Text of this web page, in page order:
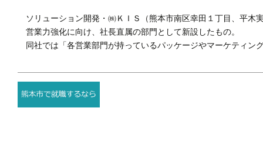
ソリューション開発・㈱ＫＩＳ（熊本市南区幸田１丁目、平木
営業力強化に向け、社長直属の部門として新設したもの。
同社では「各営業部門が持っているパッケージやマーケティン